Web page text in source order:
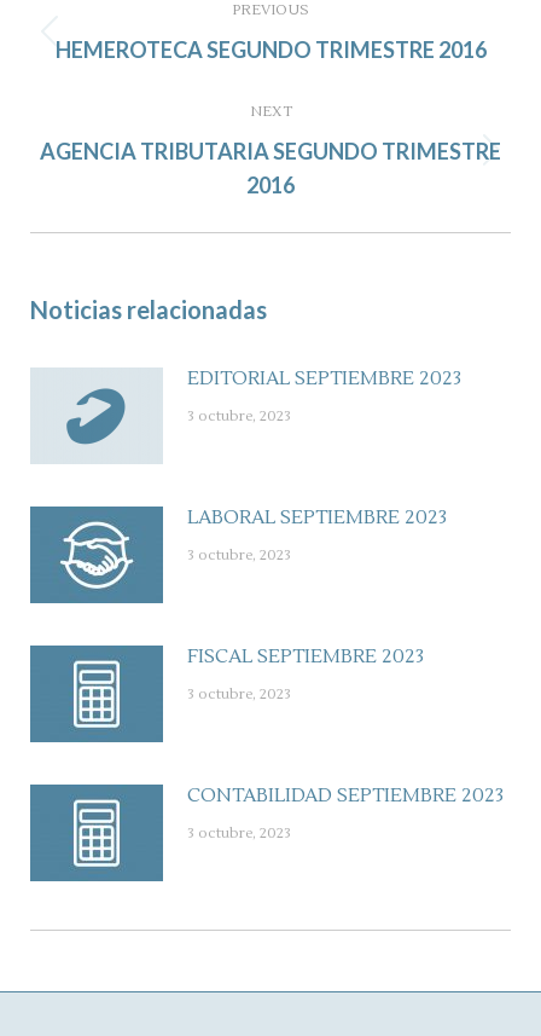
PREVIOUS
Previous
HEMEROTECA SEGUNDO TRIMESTRE 2016
NEXT
Next
post:
AGENCIA TRIBUTARIA SEGUNDO TRIMESTRE
2016
Noticias relacionadas
EDITORIAL SEPTIEMBRE 2023
3 octubre, 2023
LABORAL SEPTIEMBRE 2023
3 octubre, 2023
FISCAL SEPTIEMBRE 2023
3 octubre, 2023
CONTABILIDAD SEPTIEMBRE 2023
3 octubre, 2023